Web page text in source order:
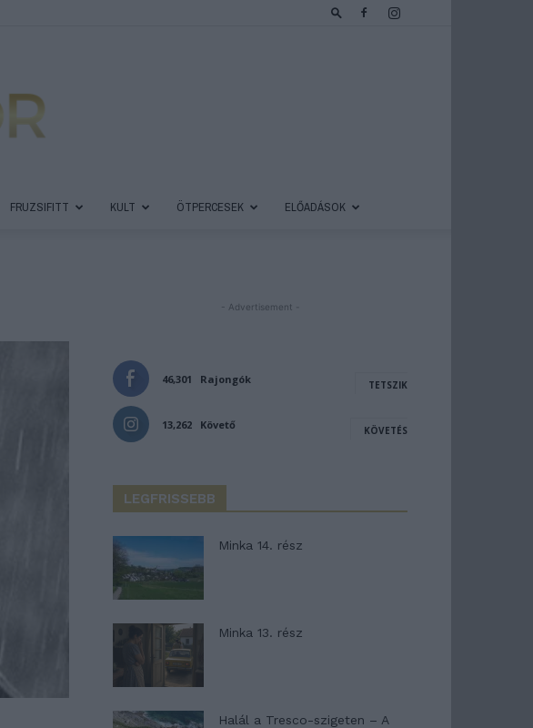
FRUZSIFITT KULT ÖTPERCESEK ELŐADÁSOK
- Advertisement -
46,301 Rajongók TETSZIK
13,262 Követő KÖVETÉS
LEGFRISSEBB
Minka 14. rész
Minka 13. rész
Halál a Tresco-szigeten – A